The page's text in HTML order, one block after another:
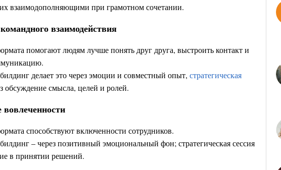
взаимодополняющими при грамотном сочетании.
взаимодействия
помогают людям лучше понять друг друга, выстроить контакт и
делает это через эмоции и совместный опыт, стратегическая
обсуждение смысла, целей и ролей.
способствуют включенности сотрудников.
– через позитивный эмоциональный фон; стратегическая сессия
в принятии решений.